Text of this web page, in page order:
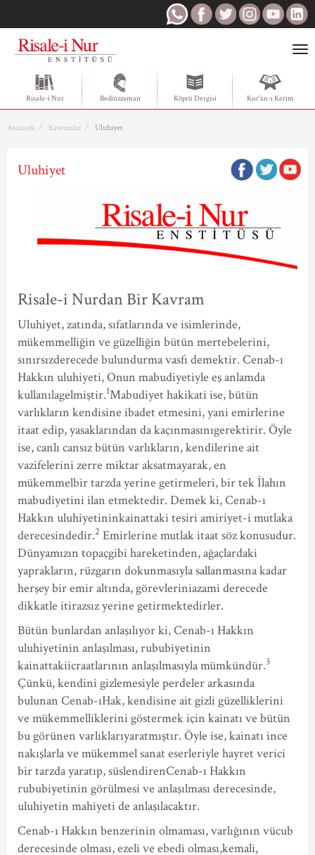
Risale-i Nur Bediüzzaman Köprü Dergisi Kur'ân-ı Kerim
Anasayfa Kavramlar Uluhiyet
Uluhiyet
Risale-i Nurdan Bir Kavram
Uluhiyet, zatında, sıfatlarında ve isimlerinde,
mükemmelliğin ve güzelliğin bütün mertebelerini,
sınırsızderecede bulundurma vasfı demektir. Cenab-ı
Hakkın uluhiyeti, Onun mabudiyetiyle eş anlamda
kullanılagelmiştir.1Mabudiyet hakikati ise, bütün
varlıkların kendisine ibadet etmesini, yani emirlerine
itaat edip, yasaklarından da kaçınmasınıgerektirir. Öyle
ise, canlı cansız bütün varlıkların, kendilerine ait
vazifelerini zerre miktar aksatmayarak, en
mükemmelbir tarzda yerine getirmeleri, bir tek İlahın
mabudiyetini ilan etmektedir. Demek ki, Cenab-ı
Hakkın uluhiyetininkainattaki tesiri amiriyet-i mutlaka
derecesindedir.2 Emirlerine mutlak itaat söz konusudur.
Dünyamızın topaçgibi hareketinden, ağaçlardaki
yaprakların, rüzgarın dokunmasıyla sallanmasına kadar
herşey bir emir altında, görevleriniazami derecede
dikkatle itirazsız yerine getirmektedirler.
Bütün bunlardan anlaşılıyor ki, Cenab-ı Hakkın
uluhiyetinin anlaşılması, rububiyetinin
kainattakiicraatlarının anlaşılmasıyla mümkündür.3
Çünkü, kendini gizlemesiyle perdeler arkasında
bulunan Cenab-ıHak, kendisine ait gizli güzelliklerini
ve mükemmelliklerini göstermek için kainatı ve bütün
bu görünen varlıklarıyaratmıştır. Öyle ise, kainatı ince
nakışlarla ve mükemmel sanat eserleriyle hayret verici
bir tarzda yaratıp, süslendirenCenab-ı Hakkın
rububiyetinin görülmesi ve anlaşılması derecesinde,
uluhiyetin mahiyeti de anlaşılacaktır.
Cenab-ı Hakkın benzerinin olmaması, varlığının vücub
derecesinde olması, ezeli ve ebedi olması,kemali,